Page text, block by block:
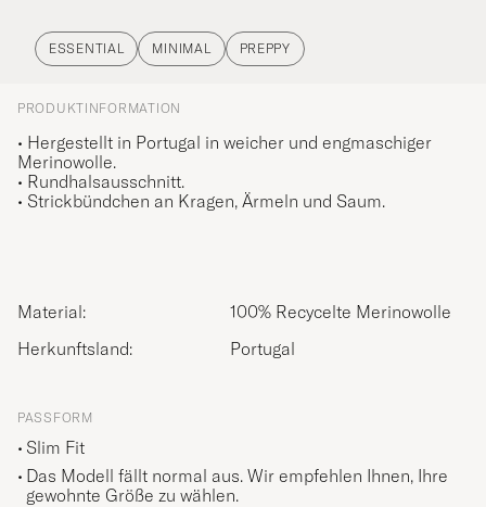
ESSENTIAL MINIMAL PREPPY
PRODUKTINFORMATION
• Hergestellt in Portugal in weicher und engmaschiger
Merinowolle.
• Rundhalsausschnitt.
• Strickbündchen an Kragen, Ärmeln und Saum.
Material:
100% Recycelte Merinowolle
Herkunftsland:
Portugal
PASSFORM
Slim Fit
Das Modell fällt normal aus. Wir empfehlen Ihnen, Ihre
gewohnte Größe zu wählen.